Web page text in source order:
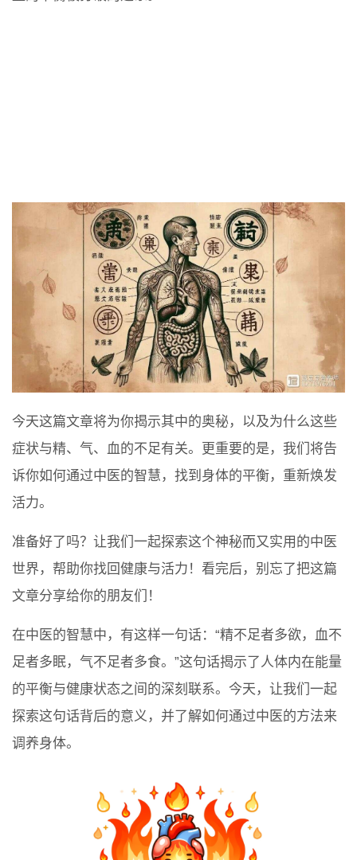
今天这篇文章将为你揭示其中的奥秘，以及为什么这些
症状与精、气、血的不足有关。更重要的是，我们将告
诉你如何通过中医的智慧，找到身体的平衡，重新焕发
活力。
准备好了吗？让我们一起探索这个神秘而又实用的中医
世界，帮助你找回健康与活力！看完后，别忘了把这篇
文章分享给你的朋友们！
在中医的智慧中，有这样一句话：“精不足者多欲，血不
足者多眠，气不足者多食。”这句话揭示了人体内在能量
的平衡与健康状态之间的深刻联系。今天，让我们一起
探索这句话背后的意义，并了解如何通过中医的方法来
调养身体。